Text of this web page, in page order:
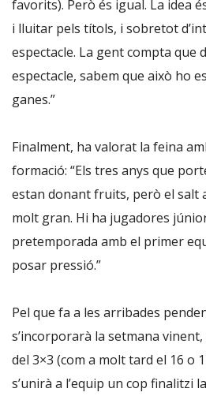
favorits). Però és igual. La idea
i lluitar pels títols, i sobretot
espectacle. La gent compta que
espectacle, sabem que això ho
ganes.”
Finalment, ha valorat la feina
formació: “Els tres anys que
estan donant fruits, però el salt
molt gran. Hi ha jugadores
pretemporada amb el primer
posar pressió.”
Pel que fa a les arribades
s’incorporarà la setmana
del 3×3 (com a molt tard el 16 o
s’unirà a l’equip un cop finalitzi